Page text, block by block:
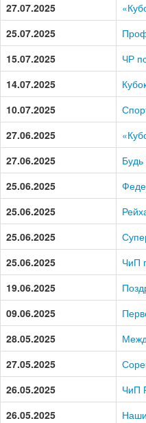
27.07.2025
25.07.2025
15.07.2025
ЧР
14.07.2025
10.07.2025
27.06.2025
27.06.2025
25.06.2025
25.06.2025
25.06.2025
25.06.2025
ЧиП
19.06.2025
09.06.2025
28.05.2025
27.05.2025
26.05.2025
ЧиП
26.05.2025